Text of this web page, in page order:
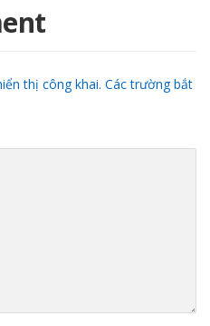
thị công khai. Các trường bắt